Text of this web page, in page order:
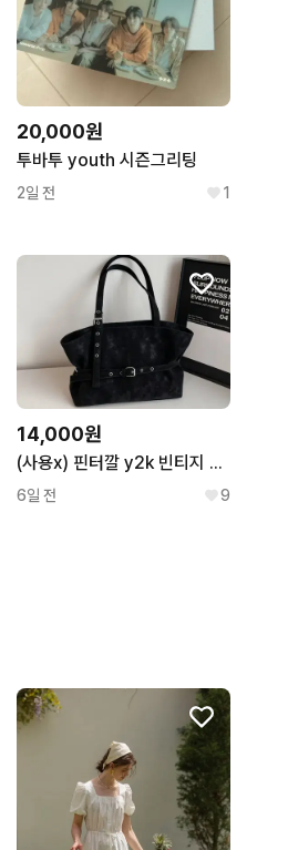
20,000원
투바투 youth 시즌그리팅
2일 전 1
14,000원
(사용x) 핀터깔 y2k 빈티지 감성 버클 벨벳 토트백
6일 전 9